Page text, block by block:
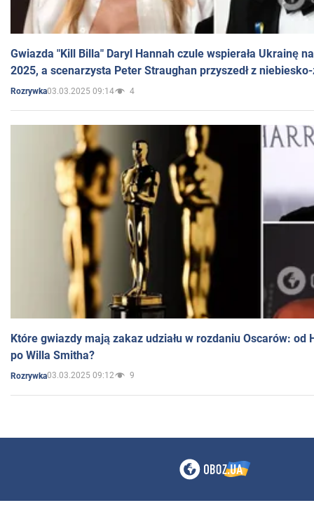
Gwiazda "Kill Billa" Daryl Hannah czule wspierała Ukrainę
2025, a scenarzysta Peter Straughan przyszedł z
Rozrywka03.03.2025 09:14 4
Które gwiazdy mają zakaz udziału w rozdaniu Oscarów: od
po Willa Smitha?
Rozrywka03.03.2025 09:12 9